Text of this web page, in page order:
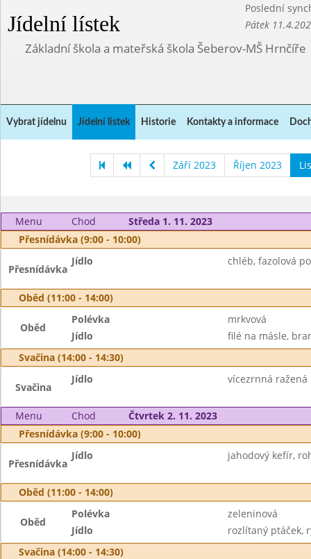
Jídelní lístek
Poslední
Pátek
Základní škola a mateřská škola Šeberov-MŠ Hrnčíře
Vybrat jídelnu Jídelní lístek Historie Kontakty a informace
Září 2023 Říjen 2023
Menu Chod
Středa 1. 11. 2023
Přesnídávka (9:00 - 10:00)
Přesnídávka
Jídlo chléb, fazolová
Oběd (11:00 - 14:00)
Oběd
Polévka
mrkvová
Jídlo
filé na másle,
Svačina (14:00 - 14:30)
Svačina
Jídlo vícezrnná ražená
Menu Chod
Čtvrtek 2. 11. 2023
Přesnídávka (9:00 - 10:00)
Přesnídávka
Jídlo jahodový kefír,
Oběd (11:00 - 14:00)
Oběd
Polévka
zeleninová
Jídlo
rozlítaný ptáček,
Svačina (14:00 - 14:30)